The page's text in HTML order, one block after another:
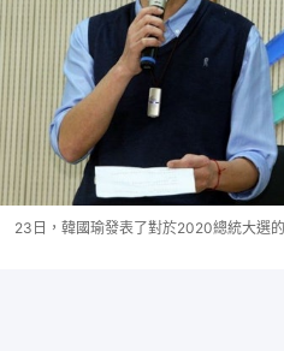
23日，韓國瑜發表了對於2020總統大選